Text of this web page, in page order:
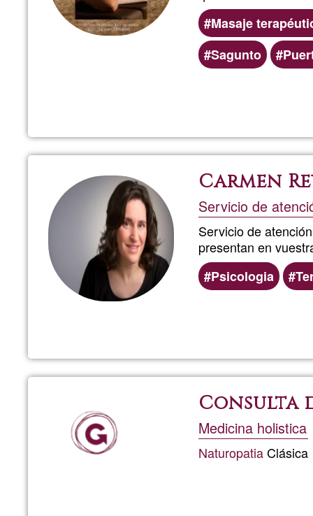
Masaje
Sagunto
Carmen
Servicio de
Servicio de
presentan en
Psicologia
Consulta
Medicina holistica
NaturopatiaClásica